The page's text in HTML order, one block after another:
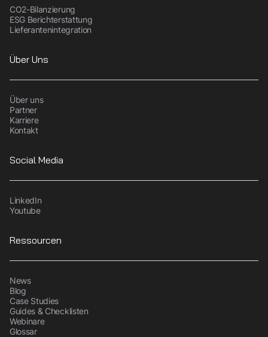
CO2-Bilanzierung
ESG Berichterstattung
Lieferantenintegration
Über Uns
Über uns
Partner
Karriere
Kontakt
Social Media
LinkedIn
Youtube
Ressourcen
News
Blog
Case Studies
Guides & Checklisten
Webinare
Glossar